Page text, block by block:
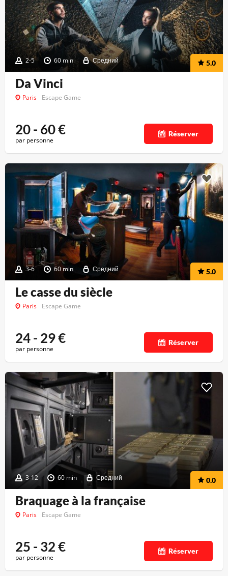
2-5 60 min Средний 5.0
Da Vinci
Paris Escape Game
20 - 60€
par personne
Réserver
3-6 60 min Средний 5.0
Le casse du siècle
Paris Escape Game
24 - 29€
par personne
Réserver
3-12 60 min Средний 0.0
Braquage à la française
Paris Escape Game
25 - 32€
par personne
Réserver